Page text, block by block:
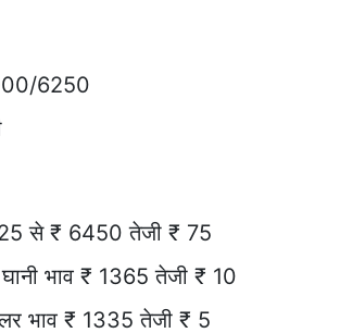
6250
से ₹ 6450 तेजी ₹ 75
भाव ₹ 1365 तेजी ₹ 10
भाव ₹ 1335 तेजी ₹ 5